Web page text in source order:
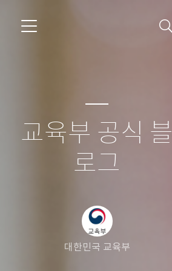
교육부 공식 블
로그
대한민국 교육부